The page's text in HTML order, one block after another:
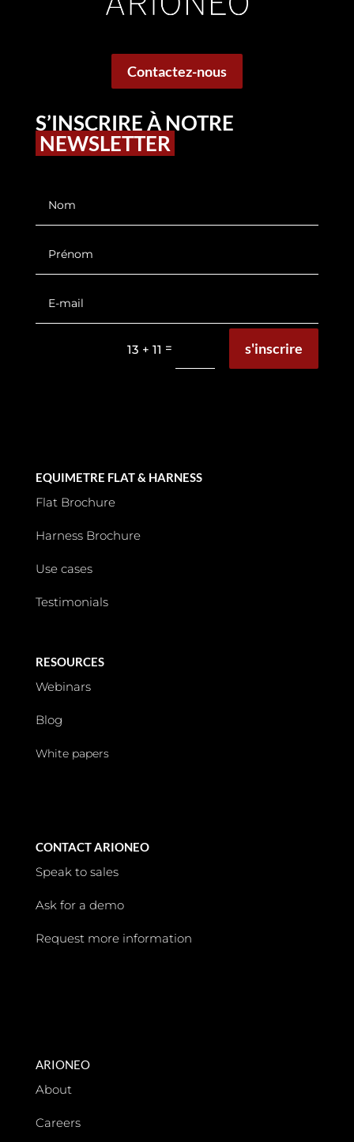
Contactez-nous
S’INSCRIRE À NOTRE
NEWSLETTER
13 + 11 = s'inscrire
EQUIMETRE FLAT & HARNESS
Flat Brochure
Harness Brochure
Use cases
Testimonials
RESOURCES
Webinars
Blog
White papers
CONTACT ARIONEO
Speak to sales
Ask for a demo
Request more information
ARIONEO
About
Careers